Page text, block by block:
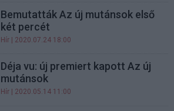
Bemutatták Az új mutánsok első
két percét
Hír | 2020.07.24 18:00
Déja vu: új premiert kapott Az új
mutánsok
Hír | 2020.05.14 11:00